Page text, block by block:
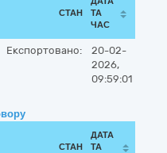
СТАН
ТА
ЧАС
Експортовано:
20-02-
2026,
09:59:01
СТАН
ДАТА
ТА